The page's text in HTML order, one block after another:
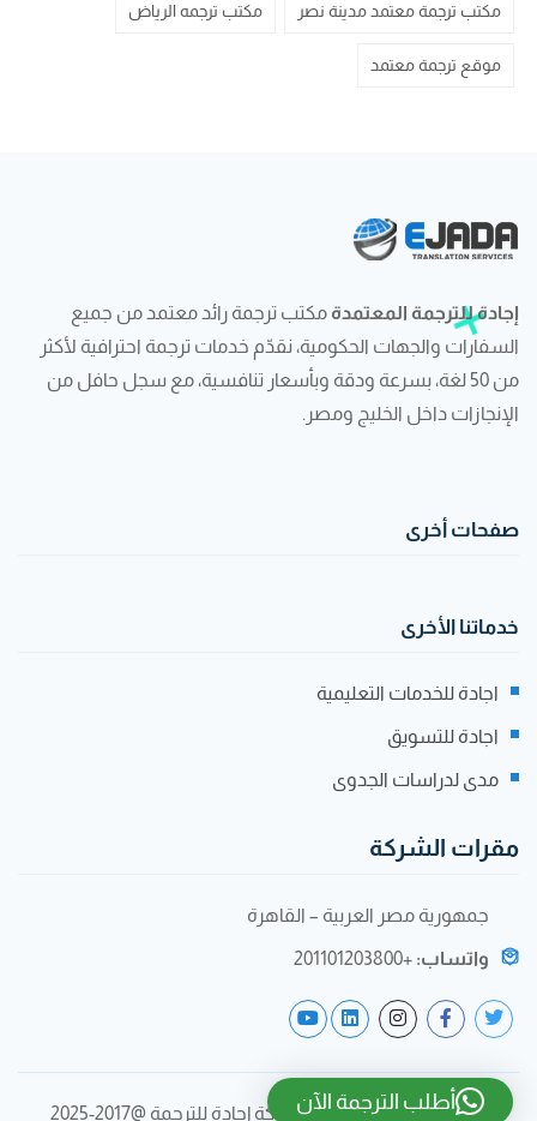
مكتب ترجمة معتمد مدينة نصر مكتب ترجمه الرياض
موقع ترجمة معتمد
إجادة للترجمة المعتمدة مكتب ترجمة رائد معتمد من جميع
السفارات والجهات الحكومية، نقدّم خدمات ترجمة احترافية لأكثر
من 50 لغة، بسرعة ودقة وبأسعار تنافسية، مع سجل حافل من
الإنجازات داخل الخليج ومصر.
صفحات أخرى
خدماتنا الأخرى
اجادة للخدمات التعليمية
اجادة للتسويق
مدى لدراسات الجدوى
مقرات الشركة
جمهورية مصر العربية – القاهرة
واتساب: +201101203800
جميع الحقوق محفوظة لشركة إجادة للترجمة @2017-2025
أطلب الترجمة الآن